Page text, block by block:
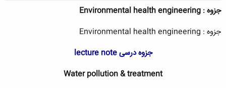
جزوه : Environmental health engineering
جزوه : Environmental health engineering
جزوه درسی lecture note
Water pollution & treatment